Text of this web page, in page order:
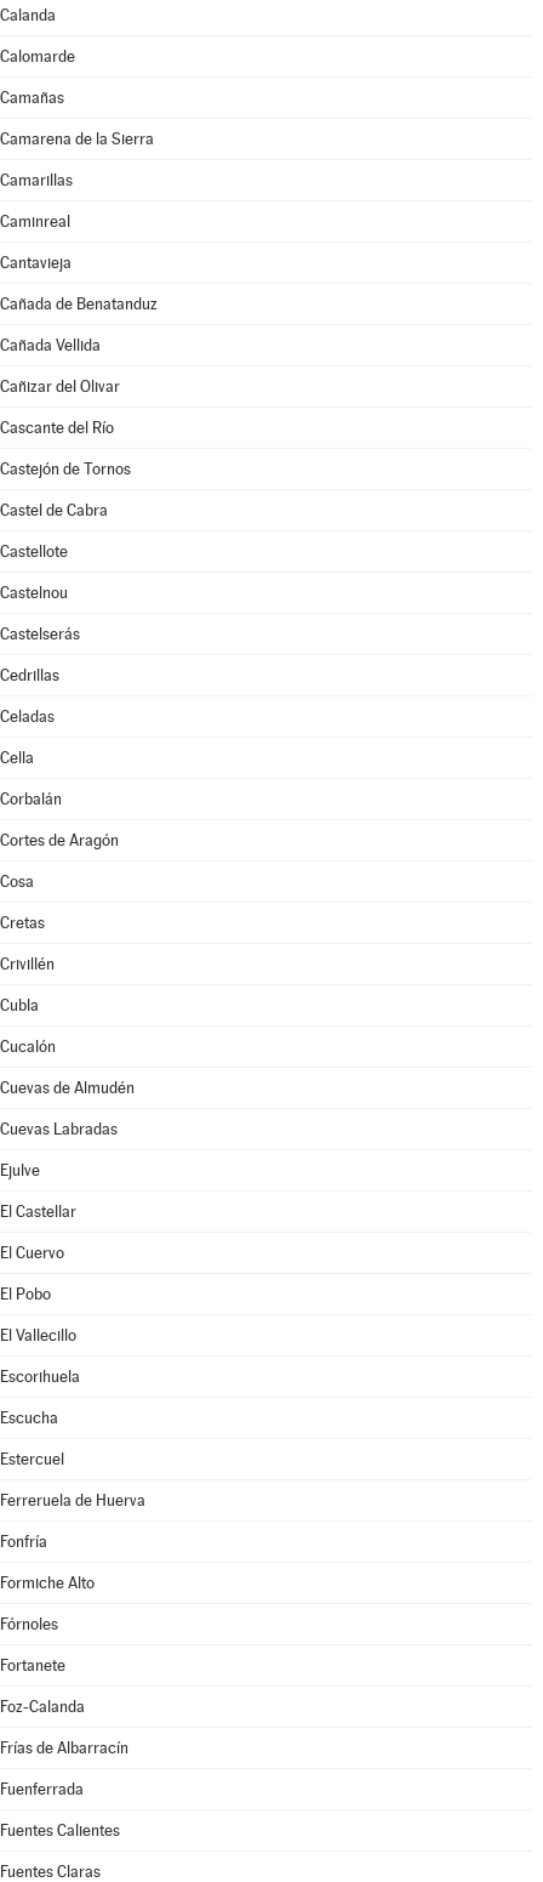
Calanda
Calomarde
Camañas
Camarena de la Sierra
Camarillas
Caminreal
Cantavieja
Cañada de Benatanduz
Cañada Vellida
Cañizar del Olivar
Cascante del Río
Castejón de Tornos
Castel de Cabra
Castellote
Castelnou
Castelserás
Cedrillas
Celadas
Cella
Corbalán
Cortes de Aragón
Cosa
Cretas
Crivillén
Cubla
Cucalón
Cuevas de Almudén
Cuevas Labradas
Ejulve
El Castellar
El Cuervo
El Pobo
El Vallecillo
Escorihuela
Escucha
Estercuel
Ferreruela de Huerva
Fonfría
Formiche Alto
Fórnoles
Fortanete
Foz-Calanda
Frías de Albarracín
Fuenferrada
Fuentes Calientes
Fuentes Claras